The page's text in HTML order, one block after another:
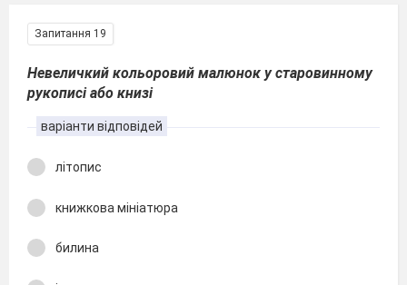
Запитання 19
Невеличкий кольоровий малюнок у старовинному
рукописі або книзі
варіанти відповідей
літопис
книжкова мініатюра
билина